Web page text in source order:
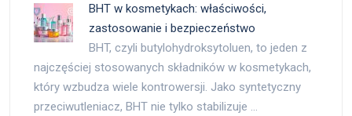
BHT w kosmetykach: właściwości,
zastosowanie i bezpieczeństwo
BHT, czyli butylohydroksytoluen, to jeden z
najczęściej stosowanych składników w kosmetykach,
który wzbudza wiele kontrowersji. Jako syntetyczny
przeciwutleniacz, BHT nie tylko stabilizuje …